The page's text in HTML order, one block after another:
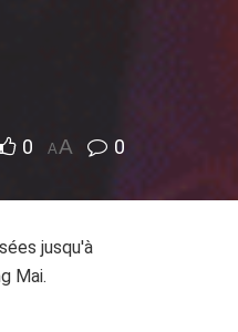
0 AA 0
jusqu'à
Mai.